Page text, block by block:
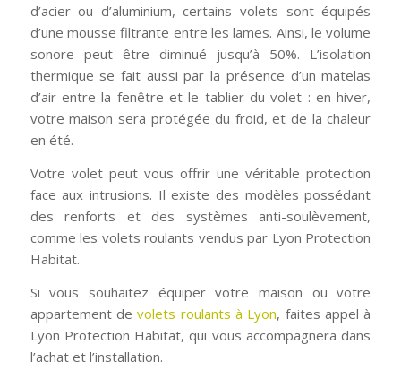
d’acier ou d’aluminium, certains volets sont équipés
d’une mousse filtrante entre les lames. Ainsi, le volume
sonore peut être diminué jusqu’à 50%. L’isolation
thermique se fait aussi par la présence d’un matelas
d’air entre la fenêtre et le tablier du volet : en hiver,
votre maison sera protégée du froid, et de la chaleur
en été.
Votre volet peut vous offrir une véritable protection
face aux intrusions. Il existe des modèles possédant
des renforts et des systèmes anti-soulèvement,
comme les volets roulants vendus par Lyon Protection
Habitat.
Si vous souhaitez équiper votre maison ou votre
appartement devolets roulants à Lyon, faites appel à
Lyon Protection Habitat, qui vous accompagnera dans
l’achat et l’installation.